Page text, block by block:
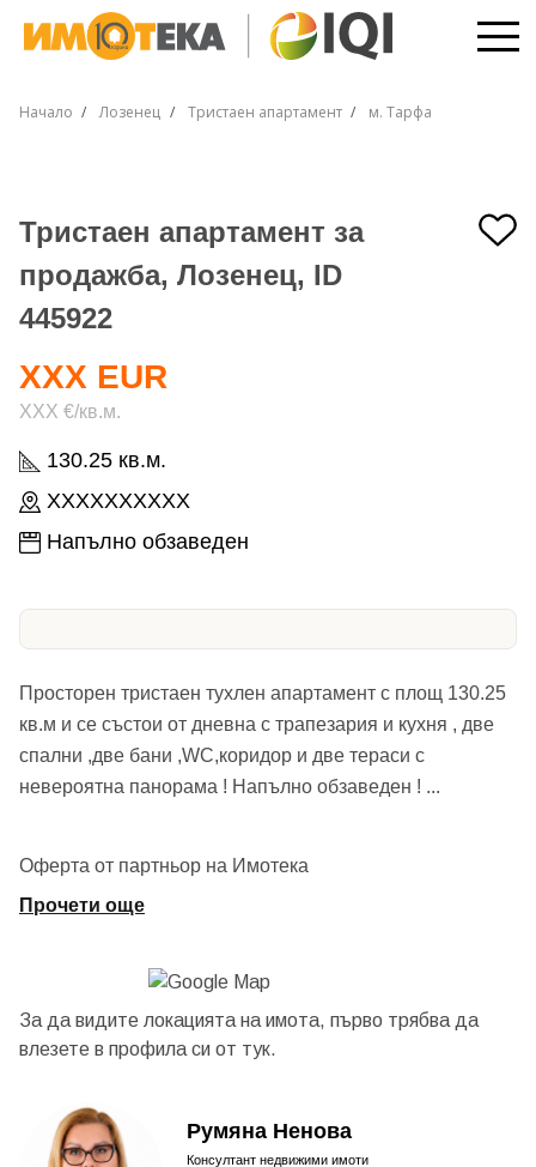
Начало Лозенец Тристаен апартамент м. Тарфа
Тристаен апартамент за
продажба, Лозенец, ID
445922
130.25 кв.м.
XXXXXXXXXX
Напълно обзаведен
XXX EUR
XXX €/кв.м.
Просторен тристаен тухлен апартамент с площ 130.25
кв.м и се състои от дневна с трапезария и кухня , две
спални ,две бани ,WC,коридор и две тераси с
невероятна панорама ! Напълно обзаведен ! ...
Оферта от партньор на Имотека
Прочети още
За да видите локацията на имота, първо трябва да
влезете в профила си от тук.
Румяна Ненова
Консултант недвижими имоти